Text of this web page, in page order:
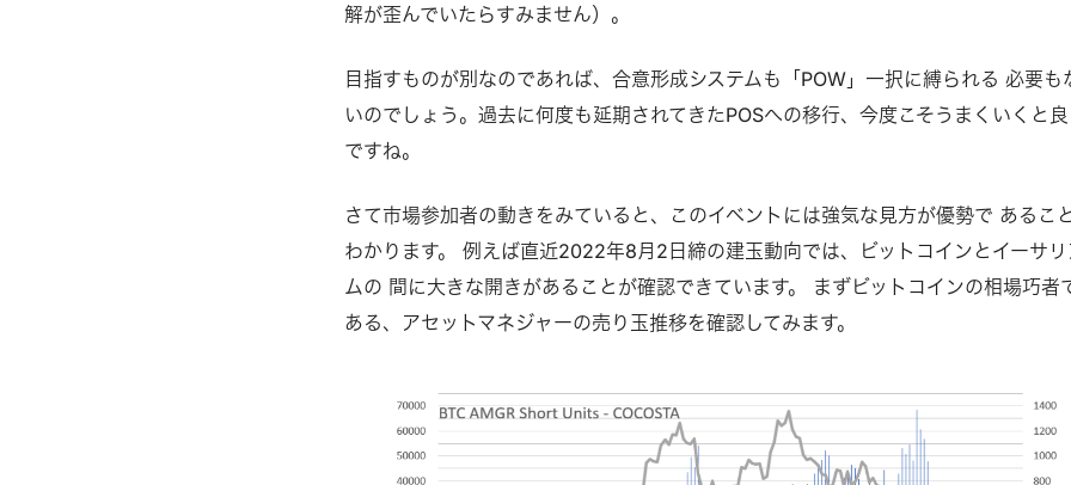
解が歪んでいたらすみません）。
⽬指すものが別なのであれば、合意形成システムも「POW」⼀択に縛られる 必要も
いのでしょう。過去に何度も延期されてきたPOSへの移⾏、今度こそうまくいくと
ですね。
さて市場参加者の動きをみていると、このイベントには強気な⾒⽅が優勢で あるこ
わかります。 例えば直近2022年8⽉2⽇締の建⽟動向では、ビットコインとイーサ
ムの 間に⼤きな開きがあることが確認できています。 まずビットコインの相場巧者
ある、アセットマネジャーの売り⽟推移を確認してみます。